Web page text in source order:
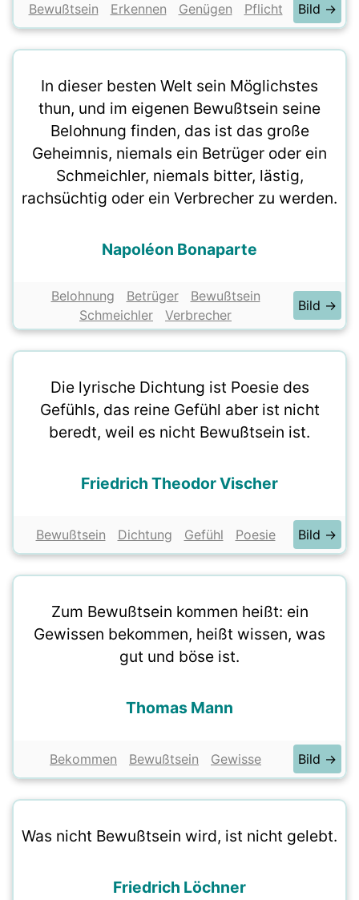
Bewußtsein Erkennen Genügen Pflicht Bild →
In dieser besten Welt sein Möglichstes
thun, und im eigenen Bewußtsein seine
Belohnung finden, das ist das große
Geheimnis, niemals ein Betrüger oder ein
Schmeichler, niemals bitter, lästig,
rachsüchtig oder ein Verbrecher zu werden.
Napoléon Bonaparte
Belohnung Betrüger
Bewußtsein
Schmeichler
Verbrecher
Bild →
Die lyrische Dichtung ist Poesie des
Gefühls, das reine Gefühl aber ist nicht
beredt, weil es nicht Bewußtsein ist.
Friedrich Theodor Vischer
Bewußtsein Dichtung Gefühl Poesie Bild →
Zum Bewußtsein kommen heißt: ein
Gewissen bekommen, heißt wissen, was
gut und böse ist.
Thomas Mann
Bekommen Bewußtsein Gewisse Bild →
Was nicht Bewußtsein wird, ist nicht gelebt.
Friedrich Löchner